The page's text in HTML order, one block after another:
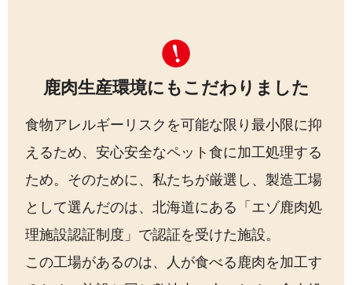
鹿肉生産環境にもこだわりました
食物アレルギーリスクを可能な限り最小限に抑
えるため、安心安全なペット食に加工処理する
ため。そのために、私たちが厳選し、製造工場
として選んだのは、北海道にある「エゾ鹿肉処
理施設認証制度」で認証を受けた施設。
この工場があるのは、人が食べる鹿肉を加工す